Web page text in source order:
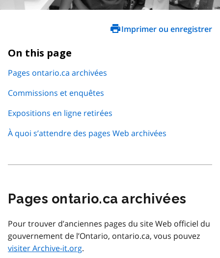
Imprimer ou enregistrer
On this page
Pages ontario.ca archivées
Commissions et enquêtes
Expositions en ligne retirées
À quoi s’attendre des pages Web archivées
Pages ontario.ca archivées
Pour trouver d’anciennes pages du site Web officiel du
gouvernement de l’Ontario, ontario.ca, vous pouvez
visiter Archive-it.org.